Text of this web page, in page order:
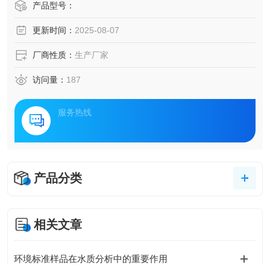
产品型号：
更新时间： 2025-08-07
厂商性质： 生产厂家
访问量： 187
服务热线
产品分类
相关文章
环境标准样品在水质分析中的重要作用